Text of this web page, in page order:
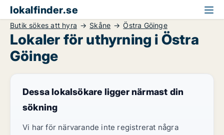
lokalfinder.se
Butik sökes att hyra Skåne Östra Göinge
Lokaler för uthyrning i Östra
Göinge
Dessa lokalsökare ligger närmast din
sökning
Vi har för närvarande inte registrerat några